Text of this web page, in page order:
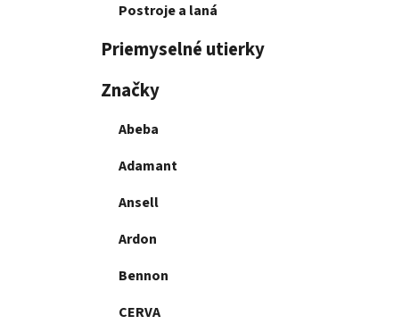
Postroje a laná
Priemyselné utierky
Značky
Abeba
Adamant
Ansell
Ardon
Bennon
CERVA